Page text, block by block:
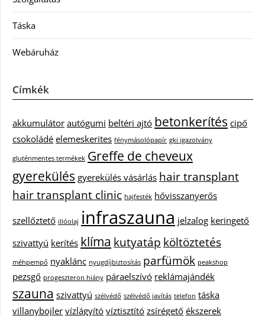
Táska
Webáruház
Címkék
akkumulátor autógumi beltéri ajtó betonkerítés cipő
csokoládé elemeskerites fénymásolópapír gki igazolvány
gluténmentes termékek Greffe de cheveux
gyerekülés gyerekülés vásárlás hair transplant
hair transplant clinic hajfesték hővisszanyerős
szellőztető illóolaj infraszauna jelzalog keringető
szivattyú kerítés klíma kutyatáp költöztetés
méhpempő nyaklánc nyugdíjbiztosítás parfümök peakshop
pezsgő progeszteron hiány páraelszívó reklámajándék
szauna szivattyú szélvédő szélvédő javítás telefon táska
villanybojler vízlágyító víztisztító zsírégető ékszerek